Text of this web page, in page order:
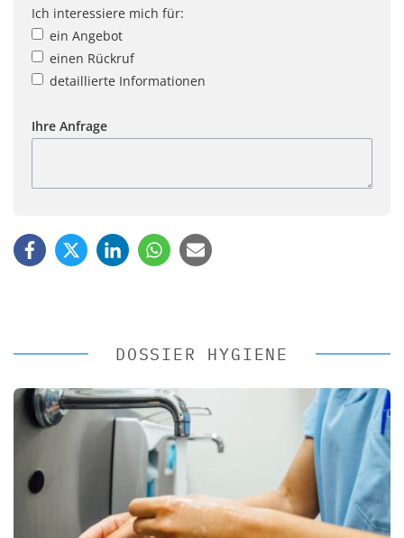
Ich interessiere mich für:
ein Angebot
einen Rückruf
detaillierte Informationen
Ihre Anfrage
DOSSIER HYGIENE